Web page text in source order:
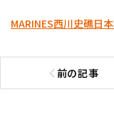
MARINES西川史礁日
前の記事
前の記事